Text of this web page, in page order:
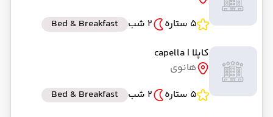
5 ستاره
2 شب
Bed & Breakfast
کاپلا | capella
هانوی
5 ستاره
2 شب
Bed & Breakfast